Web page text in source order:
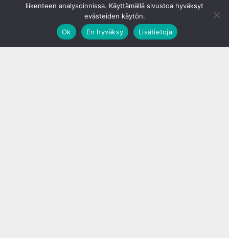
liikenteen analysoinnissa. Käyttämällä sivustoa hyväksyt
evästeiden käytön.
Ok
En hyväksy Lisätietoja